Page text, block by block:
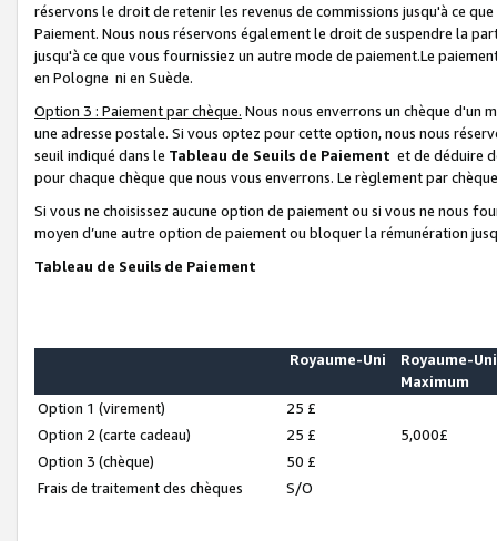
réservons le droit de retenir les revenus de commissions jusqu'à ce
Paiement. Nous nous réservons également le droit de suspendre la
jusqu'à ce que vous fournissiez un autre mode de paiement.Le
en Pologne ni en Suède.
Option 3 : Paiement par chèque. Nous nous enverrons un chèque d'un
une adresse postale. Si vous optez pour cette option, nous nous
seuil indiqué dans le Tableau de Seuils de Paiement et de déduire
pour chaque chèque que nous vous enverrons. Le règlement par
Si vous ne choisissez aucune option de paiement ou si vous ne nous
moyen d’une autre option de paiement ou bloquer la rémunération
Tableau de Seuils de Paiement
Royaume-Uni
Royaume-Uni
Maximum
Option 1 (virement)
25 £
Option 2 (carte cadeau)
25 £
5,000£
Option 3 (chèque)
50 £
Frais de traitement des chèques
S/O